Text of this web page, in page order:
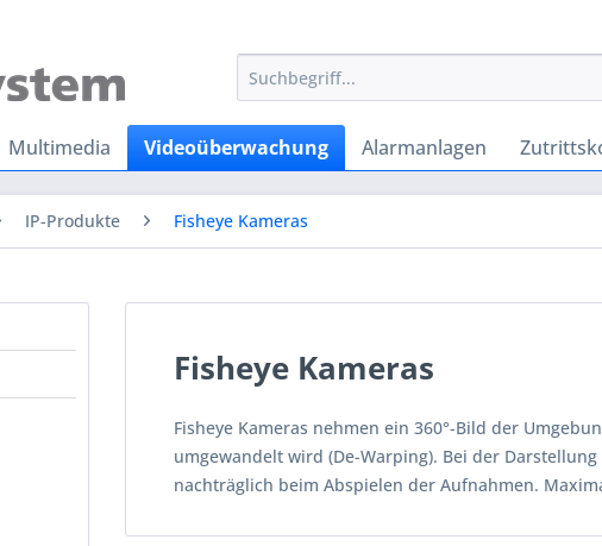
Multimedia Videoüberwachung Alarmanlagen
IP-Produkte Fisheye Kameras
Fisheye Kameras
Fisheye Kameras nehmen ein 360°-Bild der
umgewandelt wird (De-Warping). Bei der
nachträglich beim Abspielen der Aufnahmen.